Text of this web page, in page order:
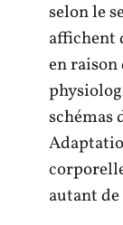
selon le
affichent
en
schémas
autant